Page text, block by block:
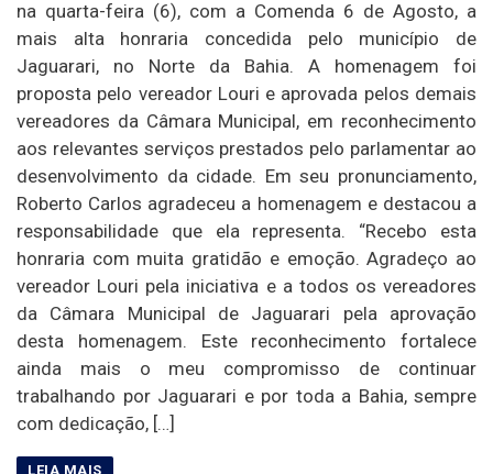
na quarta-feira (6), com a Comenda 6 de Agosto, a
mais alta honraria concedida pelo município de
Jaguarari, no Norte da Bahia. A homenagem foi
proposta pelo vereador Louri e aprovada pelos demais
vereadores da Câmara Municipal, em reconhecimento
aos relevantes serviços prestados pelo parlamentar ao
desenvolvimento da cidade. Em seu pronunciamento,
Roberto Carlos agradeceu a homenagem e destacou a
responsabilidade que ela representa. “Recebo esta
honraria com muita gratidão e emoção. Agradeço ao
vereador Louri pela iniciativa e a todos os vereadores
da Câmara Municipal de Jaguarari pela aprovação
desta homenagem. Este reconhecimento fortalece
ainda mais o meu compromisso de continuar
trabalhando por Jaguarari e por toda a Bahia, sempre
com dedicação, […]